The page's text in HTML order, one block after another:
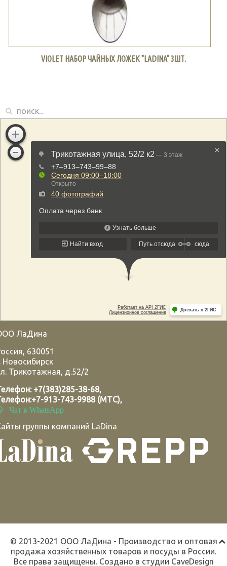
VIOLET НАБОР ЧАЙНЫХ ЛОЖЕК "LADINA" 3ШТ.
ЛаДина
, 630051
Новосибирск
Трикотажная, д.52/2
+7(383)285-38-68,
+7-913-743-9988 (МТС),
Чат в WhatsApp
группы компаний LaDina
© 2013-2021 ООО ЛаДина - Производство и оптовая
продажа хозяйственных товаров и посуды в России.
Все права защищены. Создано в студии CaveDesign